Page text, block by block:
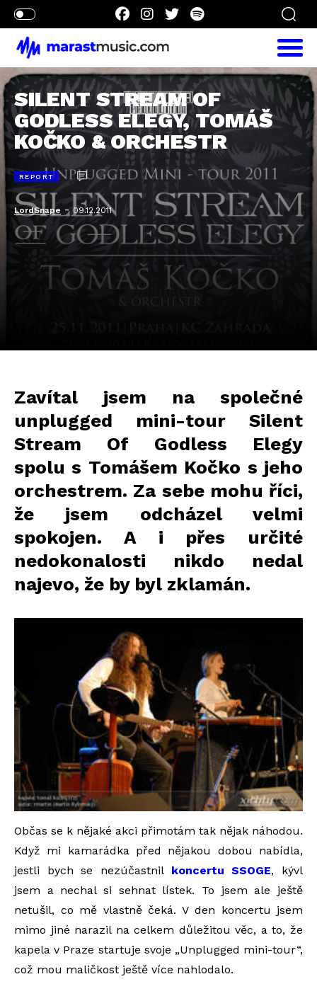
SILENT STREAM OF
GODLESS ELEGY, TOMÁŠ
KOČKO & ORCHESTR
REPORT
LordSnape - 09.12.2011
Zavítal jsem na společné
unplugged mini-tour Silent
Stream Of Godless Elegy
spolu s Tomášem Kočko s jeho
orchestrem. Za sebe mohu říci,
že jsem odcházel velmi
spokojen. A i přes určité
nedokonalosti nikdo nedal
najevo, že by byl zklamán.
Občas se k nějaké akci přimotám tak nějak náhodou.
Když mi kamarádka před nějakou dobou nabídla,
jestli bych se nezúčastnil koncertu SSOGE, kývl
jsem a nechal si sehnat lístek. To jsem ale ještě
netušil, co mě vlastně čeká. V den koncertu jsem
mimo jiné narazil na celkem důležitou věc, a to, že
kapela v Praze startuje svoje „Unplugged mini-tour“,
což mou maličkost ještě více nahlodalo.